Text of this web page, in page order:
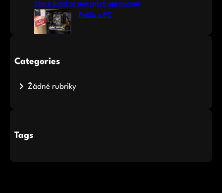
Starý kotel se nevyplatí opravovat
Potíže s PC
Categories
Žádné rubriky
Tags